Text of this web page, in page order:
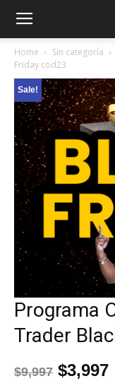
Home Sin categoría
Friday cod23
Sale!
Programa
Trader
$9,997 $3,997